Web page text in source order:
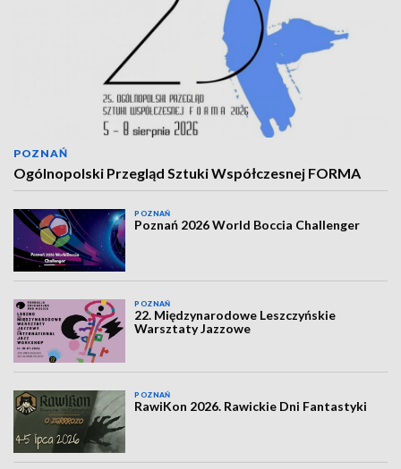
POZNAŃ
Ogólnopolski Przegląd Sztuki Współczesnej FORMA
POZNAŃ
Poznań 2026 World Boccia Challenger
POZNAŃ
22. Międzynarodowe Leszczyńskie
Warsztaty Jazzowe
POZNAŃ
RawiKon 2026. Rawickie Dni Fantastyki